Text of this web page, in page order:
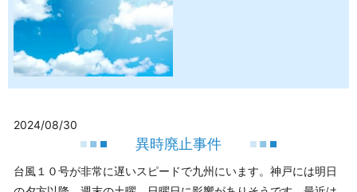
2024/08/30
異時廃止事件
台風１０号が非常に遅いスピードで九州にいます。神戸には明日